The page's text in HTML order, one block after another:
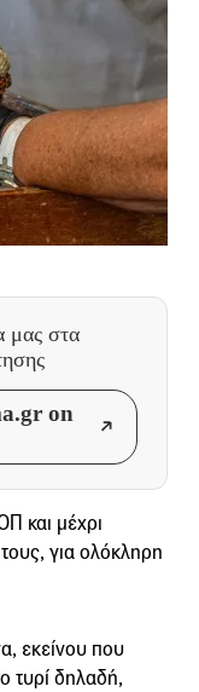
μας στα
on
και μέχρι
για ολόκληρη
εκείνου που
τυρί δηλαδή,